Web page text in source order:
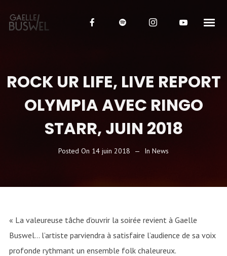
ROCK UR LIFE, LIVE REPORT
OLYMPIA AVEC RINGO
STARR, JUIN 2018
Posted On 14 juin 2018 In News
« La valeureuse tâche d’ouvrir la soirée revient à Gaelle
Buswel… l’artiste parviendra à satisfaire l’audience de sa voix
profonde rythmant un ensemble folk chaleureux.